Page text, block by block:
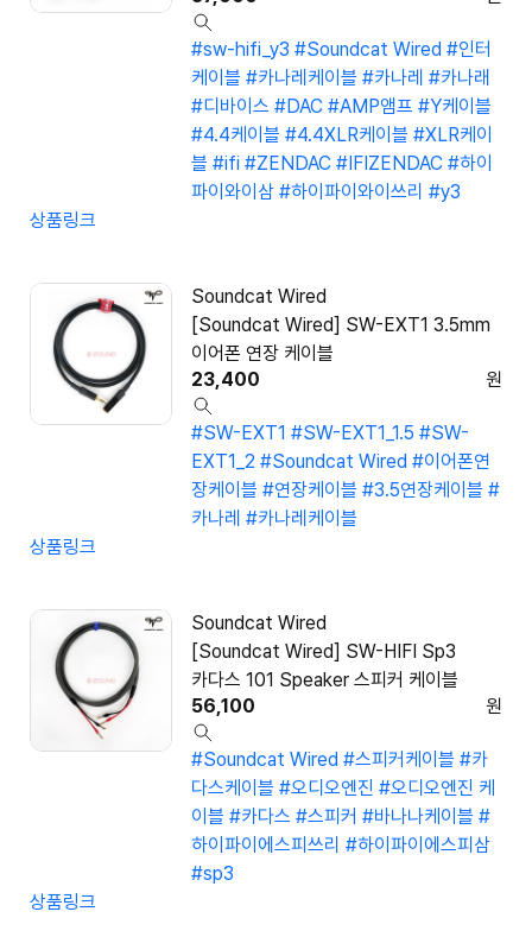
#sw-hifi_y3 #Soundcat Wired #인터
케이블 #카나레케이블 #카나레 #카나래
#디바이스 #DAC #AMP앰프 #Y케이블
#4.4케이블 #4.4XLR케이블 #XLR케이
블 #ifi #ZENDAC #IFIZENDAC #하이
파이와이삼 #하이파이와이쓰리 #y3
상품링크
Soundcat Wired
[Soundcat Wired] SW-EXT1 3.5mm
이어폰 연장 케이블
23,400
원
#SW-EXT1 #SW-EXT1_1.5 #SW-
EXT1_2 #Soundcat Wired #이어폰연
장케이블 #연장케이블 #3.5연장케이블 #
카나레 #카나레케이블
상품링크
Soundcat Wired
[Soundcat Wired] SW-HIFI Sp3
카다스 101 Speaker 스피커 케이블
56,100
원
#Soundcat Wired #스피커케이블 #카
다스케이블 #오디오엔진 #오디오엔진 케
이블 #카다스 #스피커 #바나나케이블 #
하이파이에스피쓰리 #하이파이에스피삼
#sp3
상품링크